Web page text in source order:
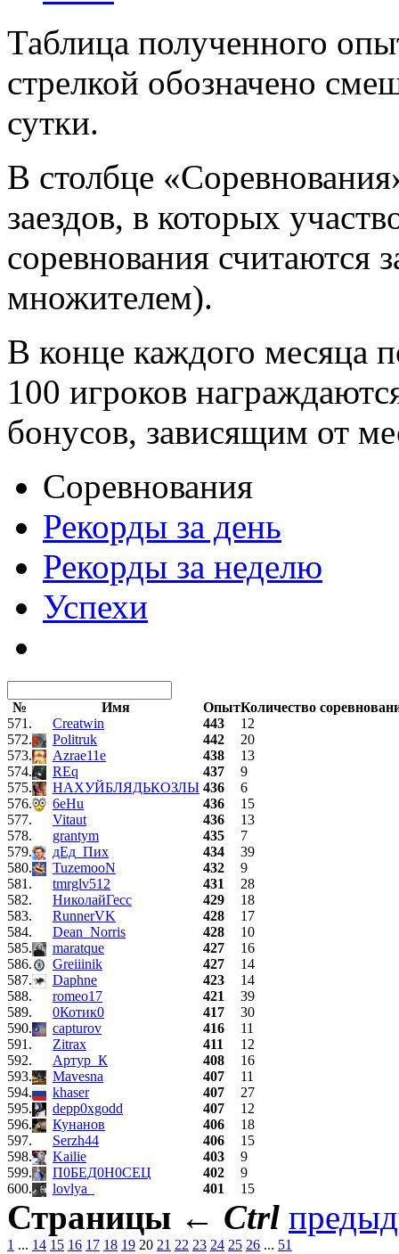
Таблица полученного
стрелкой обозначено
сутки.
В столбце
заездов, в которых
соревнования считаются
множителем).
В конце каждого месяца
100 игроков
бонусов, зависящим от
Соревнования
Рекорды за день
Рекорды за неделю
Успехи
№ Имя ОпытКоличество
571.
Creatwin 443
12
572.
Politruk 442
20
573.
Azrae11e 438
13
574.
REq 437
9
575.
НАХУЙБЛЯДЬКОЗЛЫ 436
6
576.
6eHu 436
15
577.
Vitaut 436
13
578.
grantym 435
7
579.
дЕд_Пих 434
39
580.
TuzemooN 432
9
581.
tmrglv512 431
28
582.
НиколайГесс 429
18
583.
RunnerVK 428
17
584.
Dean_Norris 428
10
585.
maratque 427
16
586.
Greiiinik 427
14
587.
Daphne 423
14
588.
romeo17 421
39
589.
0Котик0 417
30
590.
capturov 416
11
591.
Zitrax 411
12
592.
Артур_К 408
16
593.
Mavesna 407
11
594.
khaser 407
27
595.
depp0xgodd 407
12
596.
Кунанов 406
18
597.
Serzh44 406
15
598.
Kailie 403
9
599.
П0БЕД0Н0СЕЦ 402
9
600.
lovlya_ 401 15
Страницы ← Ctrl
1 ... 14 15 16 17 18 19 20 21 22 23 24 25 26 ... 51